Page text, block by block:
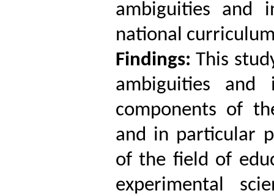
ambiguities and
national
Findings:This
ambiguities and
components of
and in particular
of the field of
experimental